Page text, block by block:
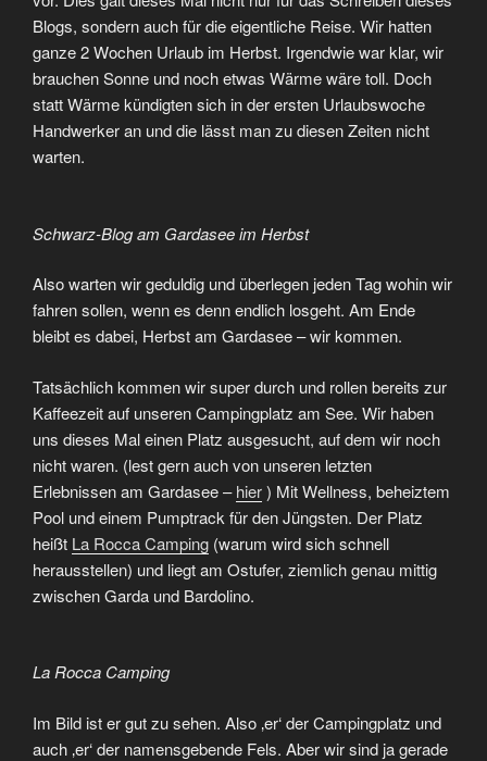
Blogs, sondern auch für die eigentliche Reise. Wir hatten
ganze 2 Wochen Urlaub im Herbst. Irgendwie war klar, wir
brauchen Sonne und noch etwas Wärme wäre toll. Doch
statt Wärme kündigten sich in der ersten Urlaubswoche
Handwerker an und die lässt man zu diesen Zeiten nicht
warten.
Schwarz-Blog am Gardasee im Herbst
Also warten wir geduldig und überlegen jeden Tag wohin wir
fahren sollen, wenn es denn endlich losgeht. Am Ende
bleibt es dabei, Herbst am Gardasee – wir kommen.
Tatsächlich kommen wir super durch und rollen bereits zur
Kaffeezeit auf unseren Campingplatz am See. Wir haben
uns dieses Mal einen Platz ausgesucht, auf dem wir noch
nicht waren. (lest gern auch von unseren letzten
Erlebnissen am Gardasee –hier) Mit Wellness, beheiztem
Pool und einem Pumptrack für den Jüngsten. Der Platz
heißt La Rocca Camping (warum wird sich schnell
herausstellen) und liegt am Ostufer, ziemlich genau mittig
zwischen Garda und Bardolino.
La Rocca Camping
Im Bild ist er gut zu sehen. Also ‚er‘ der Campingplatz und
auch ‚er‘ der namensgebende Fels. Aber wir sind ja gerade